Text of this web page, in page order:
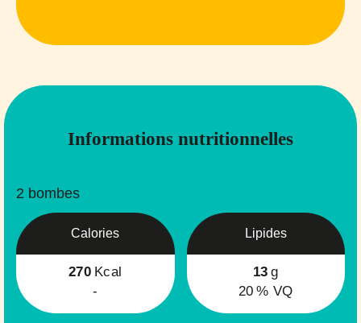
Informations nutritionnelles
2 bombes
Calories
270 Kcal
-
Lipides
13 g
20 % VQ